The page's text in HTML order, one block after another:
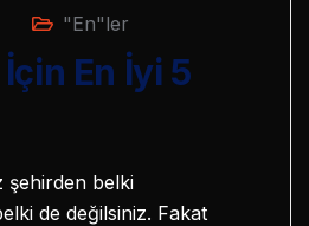
"En"ler
En İyi 5
şehirden belki
de değilsiniz. Fakat